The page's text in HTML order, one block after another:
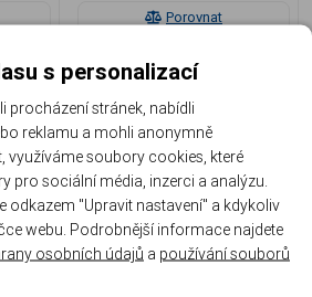
Porovnat
M&P,
Zásobník ETS pro S&W M&P,
9 mm Luger, 21 nábojů
s personalizací
procházení stránek, nabídli
reklamu a mohli anonymně
využíváme soubory cookies, které
pro sociální média, inzerci a analýzu.
odkazem "Upravit nastavení" a kdykoliv
webu. Podrobnější informace najdete
osobních údajů a používání souborů